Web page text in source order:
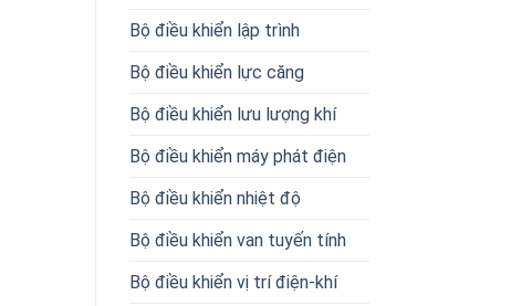
Bộ điều khiển lập trình
Bộ điều khiển lực căng
Bộ điều khiển lưu lượng khí
Bộ điều khiển máy phát điện
Bộ điều khiển nhiệt độ
Bộ điều khiển van tuyến tính
Bộ điều khiển vị trí điện-khí